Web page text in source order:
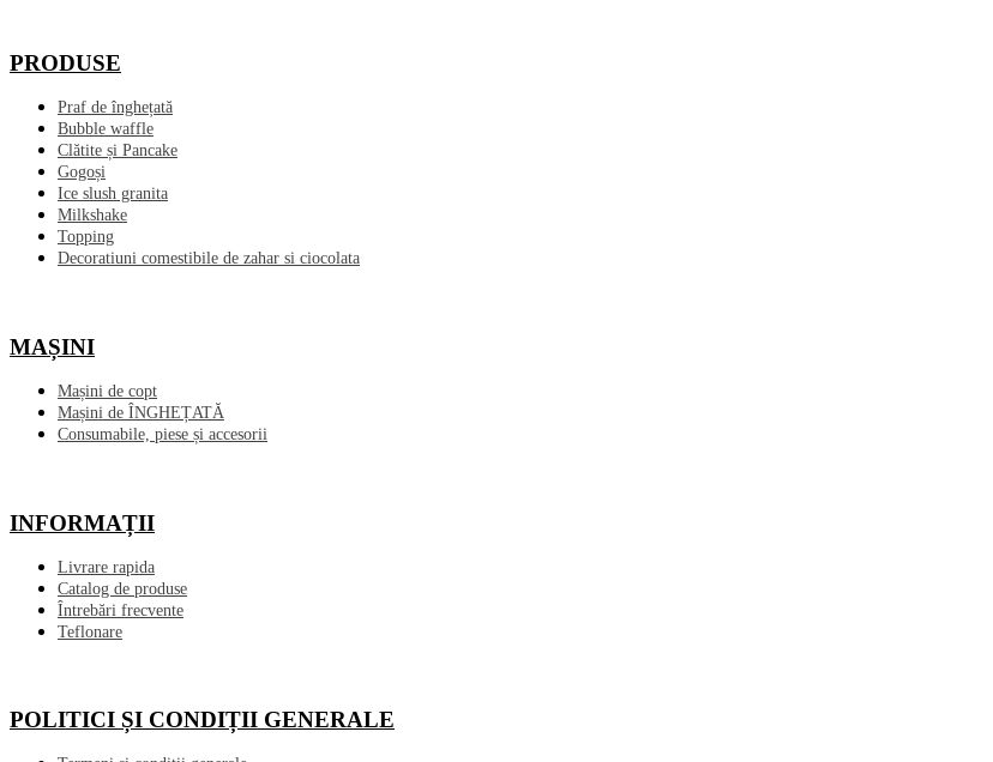
PRODUSE
Praf de înghețată
Bubble waffle
Clătite și Pancake
Gogoși
Ice slush granita
Milkshake
Topping
Decoratiuni comestibile de zahar si ciocolata
MAȘINI
Mașini de copt
Mașini de ÎNGHEȚATĂ
Consumabile, piese și accesorii
INFORMAȚII
Livrare rapida
Catalog de produse
Întrebări frecvente
Teflonare
POLITICI ȘI CONDIȚII GENERALE